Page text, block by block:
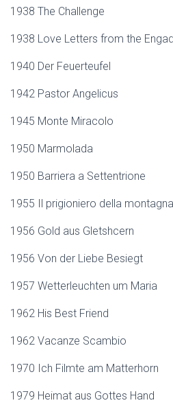
1938 The Challenge
1938 Love Letters from the
1940 Der Feuerteufel
1942 Pastor Angelicus
1945 Monte Miracolo
1950 Marmolada
1950 Barriera a Settentrione
1955 Il prigioniero della montagna
1956 Gold aus Gletshcern
1956 Von der Liebe Besiegt
1957 Wetterleuchten um Maria
1962 His Best Friend
1962 Vacanze Scambio
1970 Ich Filmte am Matterhorn
1979 Heimat aus Gottes Hand